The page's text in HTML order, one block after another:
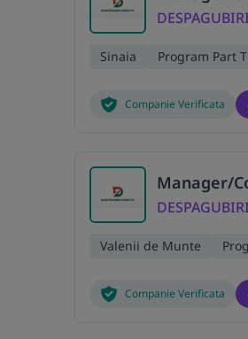
Sinaia Program Part
Companie Verificata
Manager/
Valenii de Munte
Companie Verificata